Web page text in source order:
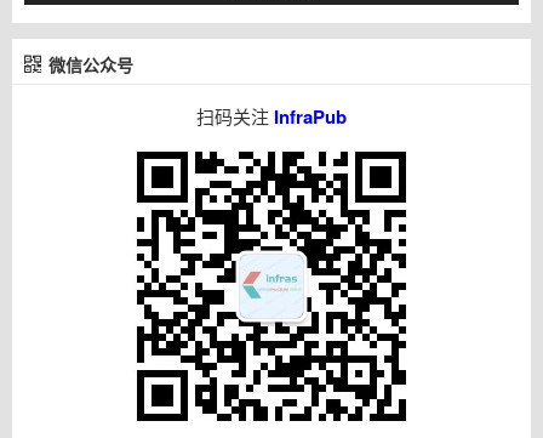
微信公众号
扫码关注 InfraPub